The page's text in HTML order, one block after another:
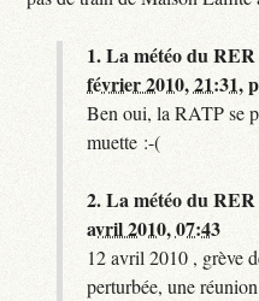
1.La météo du
février 2010, 21:31,
Ben oui, la RATP se
muette :-(
2.La météo du
avril 2010, 07:43
12 avril 2010 , grève
perturbée, une